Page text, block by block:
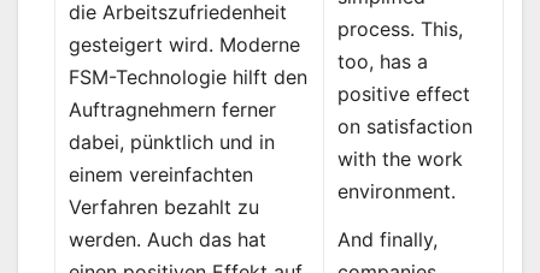
die Arbeitszufriedenheit
gesteigert wird. Moderne
FSM-Technologie hilft den
Auftragnehmern ferner
dabei, pünktlich und in
einem vereinfachten
Verfahren bezahlt zu
werden. Auch das hat
process. This,
too, has a
positive effect
on satisfaction
with the work
environment.
And finally,